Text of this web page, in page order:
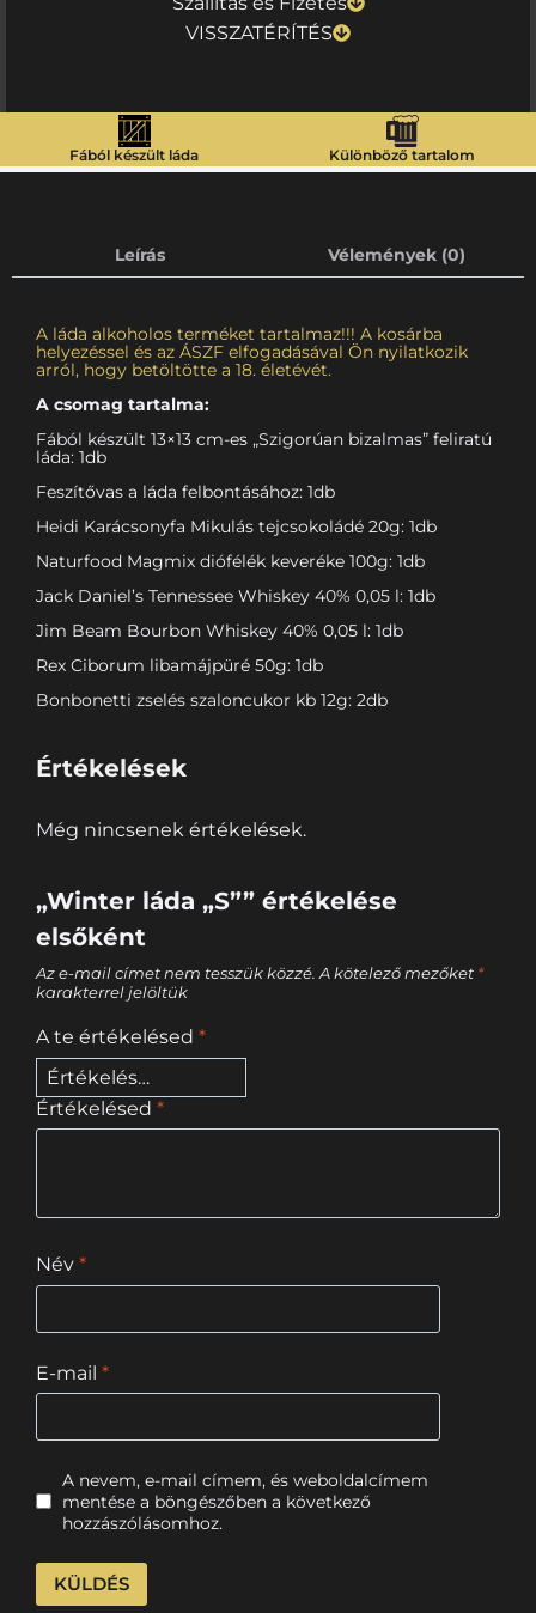
VISSZATÉRÍTÉS
Fából készült láda Különböző tartalom
Leírás Vélemények (0)
A láda alkoholos terméket tartalmaz!!! A kosárba
helyezéssel és az ÁSZF elfogadásával Ön nyilatkozik
arról, hogy betöltötte a 18. életévét.
A csomag tartalma:
Fából készült 13×13 cm-es „Szigorúan bizalmas” feliratú
láda: 1db
Feszítővas a láda felbontásához: 1db
Heidi Karácsonyfa Mikulás tejcsokoládé 20g: 1db
Naturfood Magmix diófélék keveréke 100g: 1db
Jack Daniel’s Tennessee Whiskey 40% 0,05 l: 1db
Jim Beam Bourbon Whiskey 40% 0,05 l: 1db
Rex Ciborum libamájpüré 50g: 1db
Bonbonetti zselés szaloncukor kb 12g: 2db
Értékelések
Még nincsenek értékelések.
„Winter láda „S”” értékelése
elsőként
Az e-mail címet nem tesszük közzé. A kötelező mezőket *
karakterrel jelöltük
A te értékelésed *
Értékelésed *
Név *
E-mail *
A nevem, e-mail címem, és weboldalcímem
mentése a böngészőben a következő
hozzászólásomhoz.